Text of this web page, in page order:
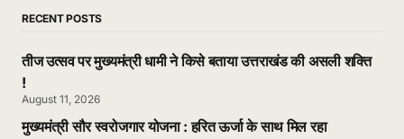
RECENT POSTS
तीज उत्सव पर मुख्यमंत्री धामी ने किसे बताया उत्तराखंड की असली शक्ति
!
August 11, 2026
मुख्यमंत्री सौर स्वरोजगार योजना : हरित ऊर्जा के साथ मिल रहा